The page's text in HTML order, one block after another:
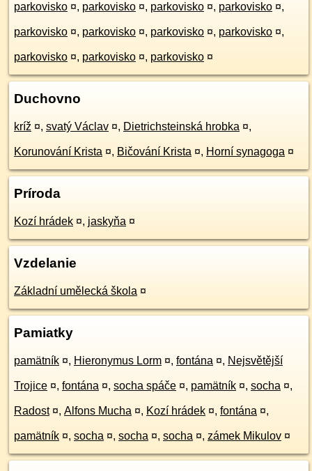
parkovisko ¤, parkovisko ¤, parkovisko ¤, parkovisko ¤,
parkovisko ¤, parkovisko ¤, parkovisko ¤, parkovisko ¤,
parkovisko ¤, parkovisko ¤, parkovisko ¤
Duchovno
kríž ¤, svatý Václav ¤, Dietrichsteinská hrobka ¤,
Korunování Krista ¤, Bičování Krista ¤, Horní synagoga ¤
Príroda
Kozí hrádek ¤, jaskyňa ¤
Vzdelanie
Základní umělecká škola ¤
Pamiatky
pamätník ¤, Hieronymus Lorm ¤, fontána ¤, Nejsvětější
Trojice ¤, fontána ¤, socha spáče ¤, pamätník ¤, socha ¤,
Radost ¤, Alfons Mucha ¤, Kozí hrádek ¤, fontána ¤,
pamätník ¤, socha ¤, socha ¤, socha ¤, zámek Mikulov ¤